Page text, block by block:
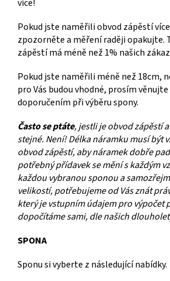
více!
Pokud jste naměřili obvod zápěstí
zpozorněte a měření raději opakujte.
zápěstí má méně než 1% našich
Pokud jste naměřili méně než 18cm,
pro Vás budou vhodné, prosím
doporučením při výběru spony.
Často se ptáte, jestli je obvod zápěstí
stejné. Není! Délka náramku musí být
obvod zápěstí, aby náramek dobře
potřebný přídavek se mění s každým
každou vybranou sponou a
velikostí, potřebujeme od Vás znát
který je vstupním údajem pro výpočet
dopočítáme sami, dle našich
SPONA
Sponu si vyberte z následující nabídky.